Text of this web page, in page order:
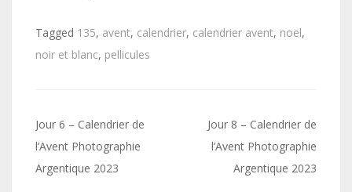
Tagged 135, avent, calendrier, calendrier avent, noel,
noir et blanc, pellicules
Navigation
de
l’article
Jour 6 – Calendrier de
l’Avent Photographie
Argentique 2023
Jour 8 – Calendrier de
l’Avent Photographie
Argentique 2023